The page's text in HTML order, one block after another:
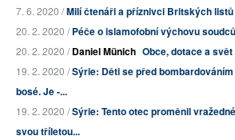
7. 6. 2020 /Milí čtenáři a příznivci Britských listů
20. 2. 2020 /Péče o islamofobní výchovu
20. 2. 2020 /Daniel Münich Obce, dotace a
19. 2. 2020 /Sýrie: Děti se před
bosé. Je -...
19. 2. 2020 /Sýrie: Tento otec proměnil
svou tříletou...